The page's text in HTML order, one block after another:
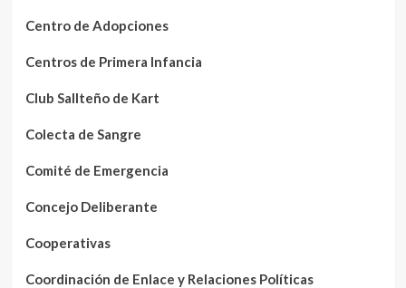
Centro de Adopciones
Centros de Primera Infancia
Club Sallteño de Kart
Colecta de Sangre
Comité de Emergencia
Concejo Deliberante
Cooperativas
Coordinación de Enlace y Relaciones Políticas